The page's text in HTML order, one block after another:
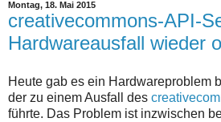
Montag, 18. Mai 2015
creativecommons-API-
Hardwareausfall wieder
Heute gab es ein Hardwareproblem
der zu einem Ausfall des
führte. Das Problem ist inzwischen